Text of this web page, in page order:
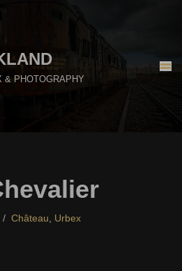
& PHOTOGRAPHY
Château, Urbex